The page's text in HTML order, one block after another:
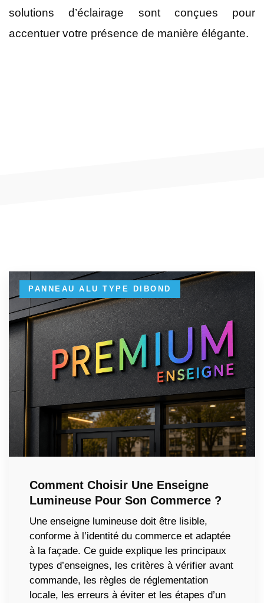
solutions d’éclairage sont conçues pour
accentuer votre présence de manière élégante.
PANNEAU ALU TYPE DIBOND
Comment Choisir Une Enseigne
Lumineuse Pour Son Commerce ?
Une enseigne lumineuse doit être lisible,
conforme à l’identité du commerce et adaptée
à la façade. Ce guide explique les principaux
types d’enseignes, les critères à vérifier avant
commande, les règles de réglementation
locale, les erreurs à éviter et les étapes d’un